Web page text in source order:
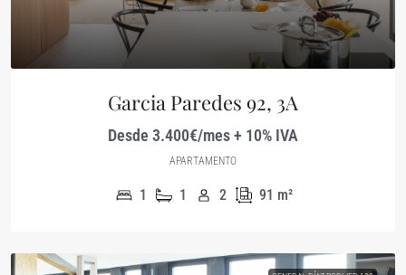
Garcia Paredes 92, 3A
Desde 3.400€/mes + 10% IVA
APARTAMENTO
1 1 2 91 m²